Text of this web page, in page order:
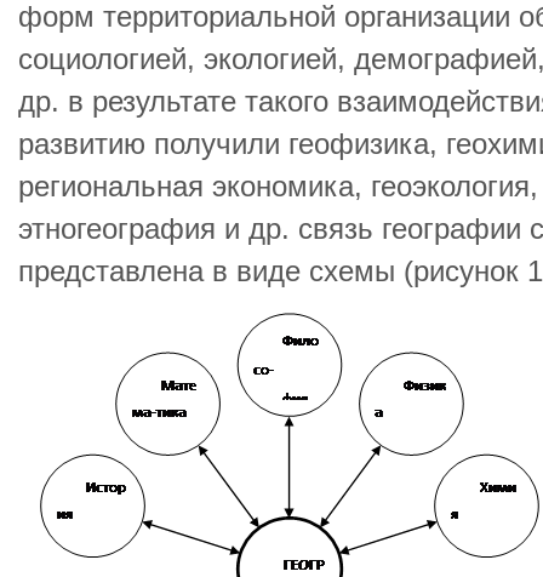
форм территориальной организации
социологией, экологией,
др. в результате такого
развитию получили геофизика,
региональная экономика,
этногеография и др. связь
представлена в виде схемы (рисунок